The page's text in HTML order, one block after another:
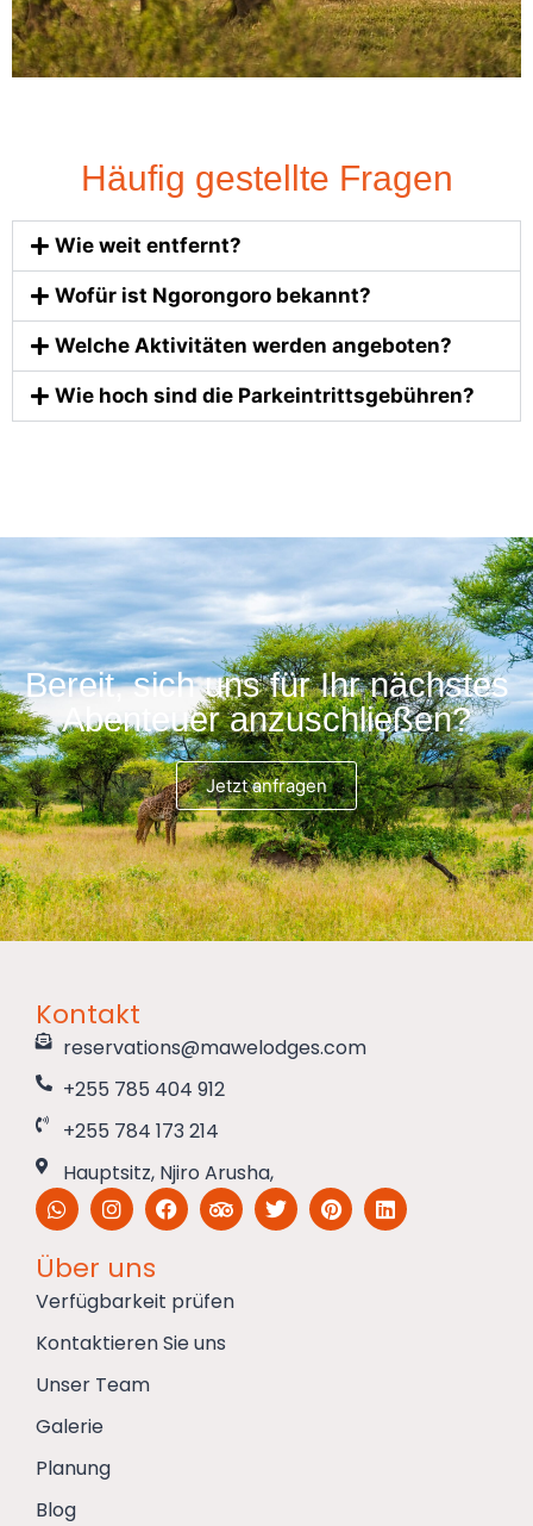
Häufig gestellte Fragen
Wie weit entfernt?
Wofür ist Ngorongoro bekannt?
Welche Aktivitäten werden angeboten?
Wie hoch sind die Parkeintrittsgebühren?
Bereit, sich uns für Ihr nächstes
Abenteuer anzuschließen?
Jetzt anfragen
Kontakt
reservations@mawelodges.com
+255 785 404 912
+255 784 173 214
Hauptsitz, Njiro Arusha,
Über uns
Verfügbarkeit prüfen
Kontaktieren Sie uns
Unser Team
Galerie
Planung
Blog